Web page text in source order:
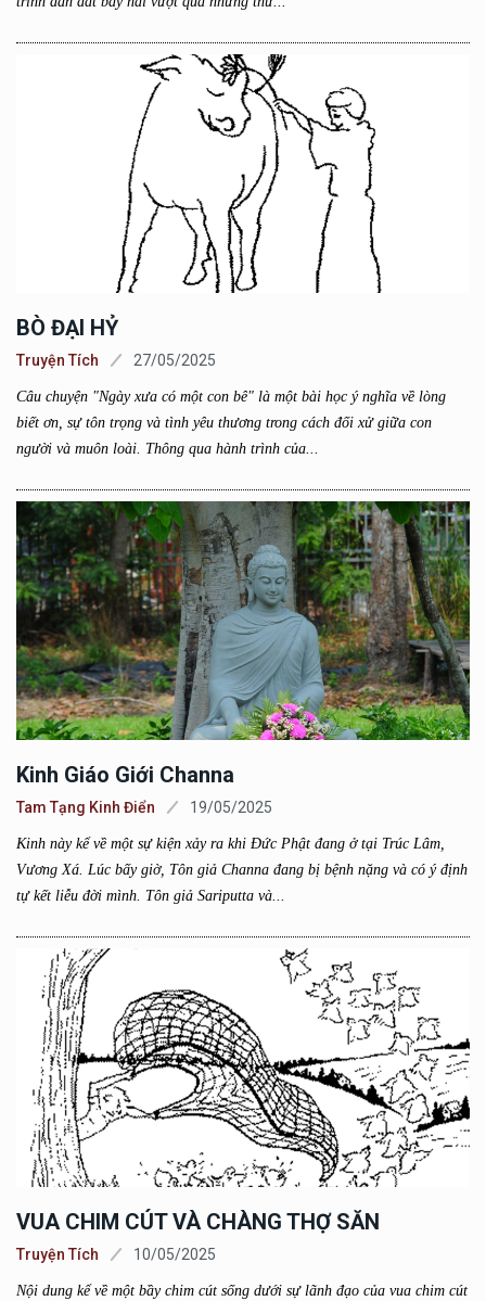
BÒ ĐẠI HỶ
Truyện Tích 27/05/2025
Câu chuyện "Ngày xưa có một con bê" là một bài học ý nghĩa về lòng
biết ơn, sự tôn trọng và tình yêu thương trong cách đối xử giữa con
người và muôn loài. Thông qua hành trình của...
Kinh Giáo Giới Channa
Tam Tạng Kinh Điển 19/05/2025
Kinh này kể về một sự kiện xảy ra khi Đức Phật đang ở tại Trúc Lâm,
Vương Xá. Lúc bấy giờ, Tôn giả Channa đang bị bệnh nặng và có ý định
tự kết liễu đời mình. Tôn giả Sariputta và...
VUA CHIM CÚT VÀ CHÀNG THỢ SĂN
Truyện Tích 10/05/2025
Nội dung kể về một bầy chim cút sống dưới sự lãnh đạo của vua chim cút